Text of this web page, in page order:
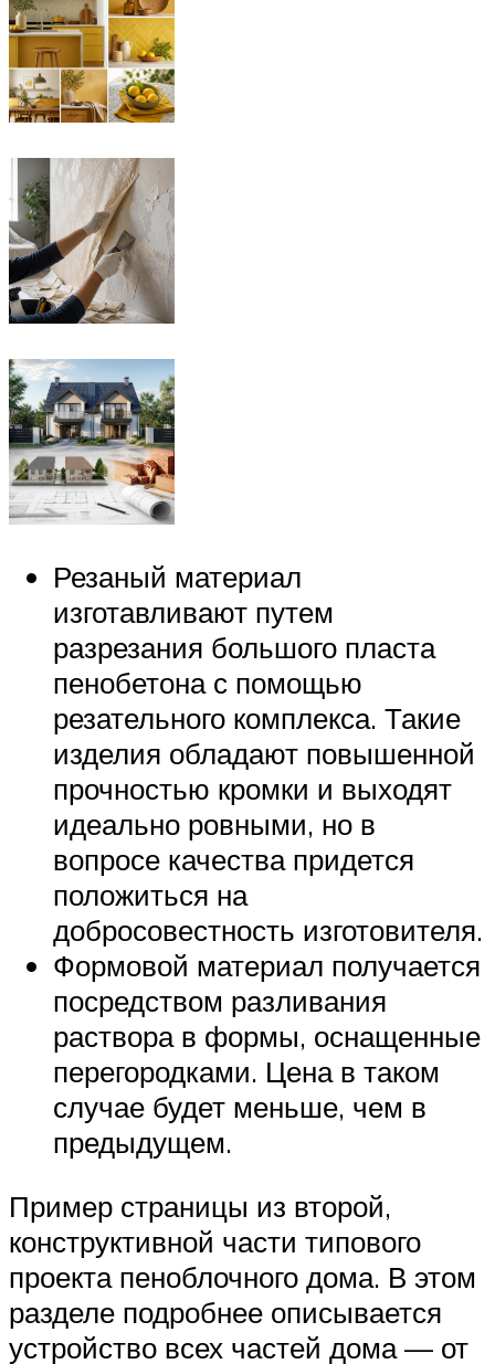
Резаный материал
изготавливают путем
разрезания большого пласта
пенобетона с помощью
резательного комплекса. Такие
изделия обладают повышенной
прочностью кромки и выходят
идеально ровными, но в
вопросе качества придется
положиться на
добросовестность изготовителя.
Формовой материал получается
посредством разливания
раствора в формы, оснащенные
перегородками. Цена в таком
случае будет меньше, чем в
предыдущем.
Пример страницы из второй,
конструктивной части типового
проекта пеноблочного дома. В этом
разделе подробнее описывается
устройство всех частей дома — от